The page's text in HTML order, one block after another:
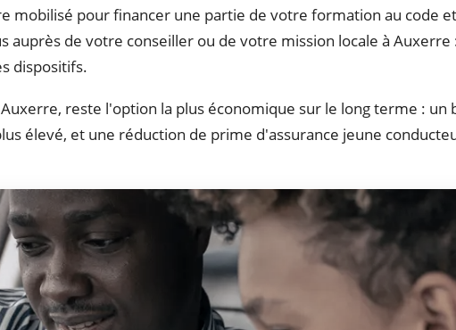
mobilisé pour financer une partie de votre formation au code
auprès de votre conseiller ou de votre mission locale à Auxerre
dispositifs.
reste l'option la plus économique sur le long terme : un
élevé, et une réduction de prime d'assurance jeune